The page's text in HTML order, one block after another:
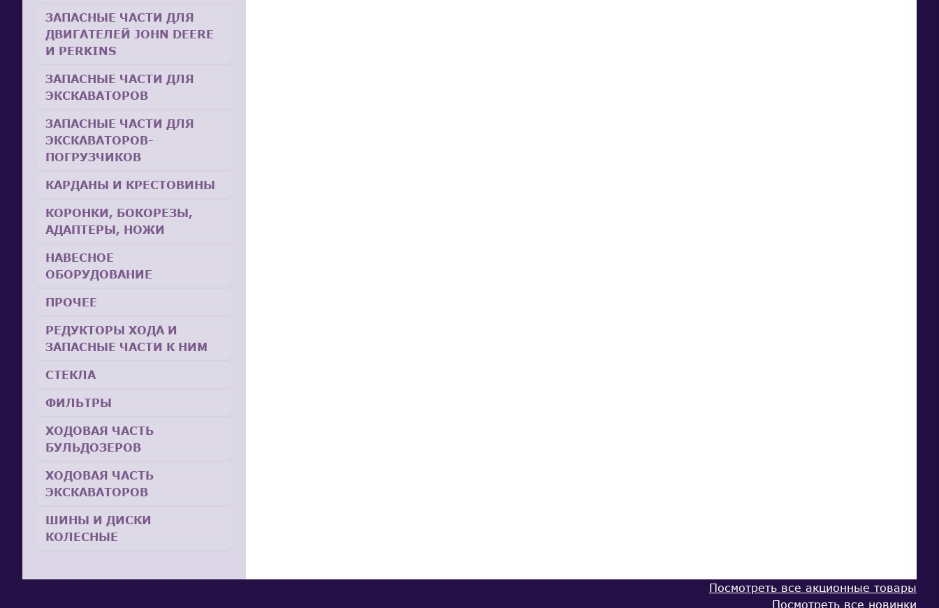
ЗАПАСНЫЕ ЧАСТИ ДЛЯ
ДВИГАТЕЛЕЙ JOHN DEERE
И PERKINS
ЗАПАСНЫЕ ЧАСТИ ДЛЯ
ЭКСКАВАТОРОВ
ЗАПАСНЫЕ ЧАСТИ ДЛЯ
ЭКСКАВАТОРОВ-
ПОГРУЗЧИКОВ
КАРДАНЫ И КРЕСТОВИНЫ
КОРОНКИ, БОКОРЕЗЫ,
АДАПТЕРЫ, НОЖИ
НАВЕСНОЕ
ОБОРУДОВАНИЕ
ПРОЧЕЕ
РЕДУКТОРЫ ХОДА И
ЗАПАСНЫЕ ЧАСТИ К НИМ
СТЕКЛА
ФИЛЬТРЫ
ХОДОВАЯ ЧАСТЬ
БУЛЬДОЗЕРОВ
ХОДОВАЯ ЧАСТЬ
ЭКСКАВАТОРОВ
ШИНЫ И ДИСКИ
КОЛЕСНЫЕ
Посмотреть все акционные товары
Посмотреть все новинки